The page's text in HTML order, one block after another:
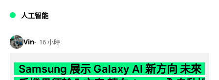
人工智能
Vin 16 小時
Samsung 展示 Galaxy AI 新方向 未來